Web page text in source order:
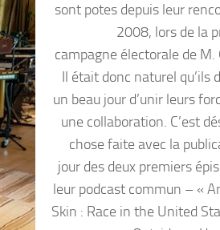
sont potes depuis leur
2008, lors de la
campagne électorale de M.
Il était donc naturel qu’ils
un beau jour d’unir leurs
une collaboration. C’est
chose faite avec la
jour des deux premiers
leur podcast commun – «
Skin : Race in the United